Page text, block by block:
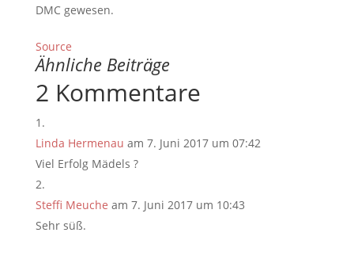
DMC gewesen.
Source
Ähnliche Beiträge
2 Kommentare
Linda Hermenau am 7. Juni 2017 um 07:42
Viel Erfolg Mädels ?
Steffi Meuche am 7. Juni 2017 um 10:43
Sehr süß.